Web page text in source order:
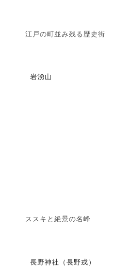
江戸の町並み残る歴史街
岩湧山
ススキと絶景の名峰
長野神社（長野戎）